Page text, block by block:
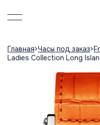
Главная Часы под заказ
Ladies Collection Long